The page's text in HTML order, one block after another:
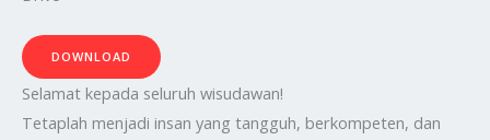
DOWNLOAD
Selamat kepada seluruh wisudawan!
Tetaplah menjadi insan yang tangguh, berkompeten, dan